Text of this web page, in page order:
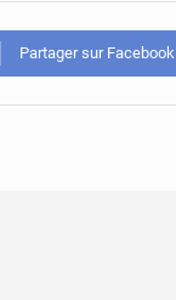
Partager sur Facebook